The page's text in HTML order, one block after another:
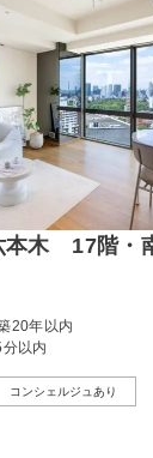
本木 17階・
20年以内
以内
コンシェルジュあり